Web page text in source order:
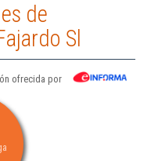
de
Sl
ofrecida por